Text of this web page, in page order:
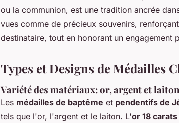
ou la communion, est une tradition ancrée
vues comme de précieux souvenirs,
destinataire, tout en honorant un engagement
Types et Designs de Médailles
Variété des matériaux: or, argent et laiton
Les médailles de baptême et pendentifs de
tels que l'or, l'argent et le laiton. L'or 18 carats